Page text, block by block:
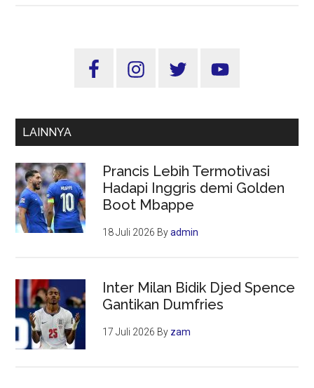
Kesehatan
Peserta
Mulai
Akhir
2025
Sidebar
LAINNYA
Prancis Lebih Termotivasi
Hadapi Inggris demi Golden
Boot Mbappe
18 Juli 2026 Byadmin
Inter Milan Bidik Djed Spence
Gantikan Dumfries
17 Juli 2026 By zam